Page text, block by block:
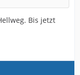
Bis jetzt